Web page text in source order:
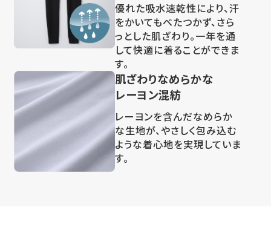
優れた吸水速乾性により、汗
をかいてもべたつかず、さら
っとした肌ざわり。一年を通
して快適に着ることができま
す。
肌ざわりなめらかな
レーヨン混紡
レーヨンを含んだなめらか
な生地が、やさしく包み込む
ような着心地を実現していま
す。